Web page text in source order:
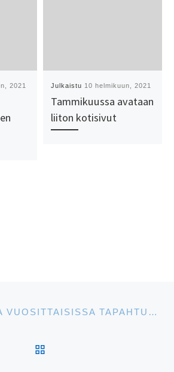
2021 Julkaistu 10 helmikuun, 2021
Tammikuussa avataan
liiton kotisivut
navigointi SVYL MUKANA VUOSITTAISISSA TAPAHTUMISSA